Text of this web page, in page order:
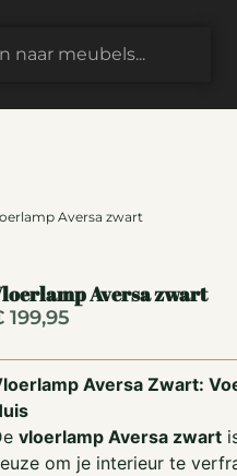
Aversa zwart
Aversa zwart
199,95
Aversa Zwart:
vloerlamp Aversa zwart
om je interieur te